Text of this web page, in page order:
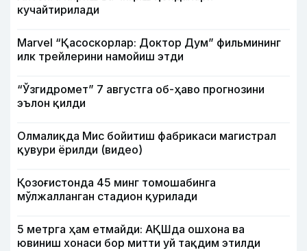
кучайтирилади
Marvel “Қасоскорлар: Доктор Дум” фильмининг
илк трейлерини намойиш этди
“Ўзгидромет” 7 августга об-ҳаво прогнозини
эълон қилди
Олмалиқда Мис бойитиш фабрикаси магистрал
қувури ёрилди (видео)
Қозоғистонда 45 минг томошабинга
мўлжалланган стадион қурилади
5 метрга ҳам етмайди: АҚШда ошхона ва
ювиниш хонаси бор митти уй тақдим этилди